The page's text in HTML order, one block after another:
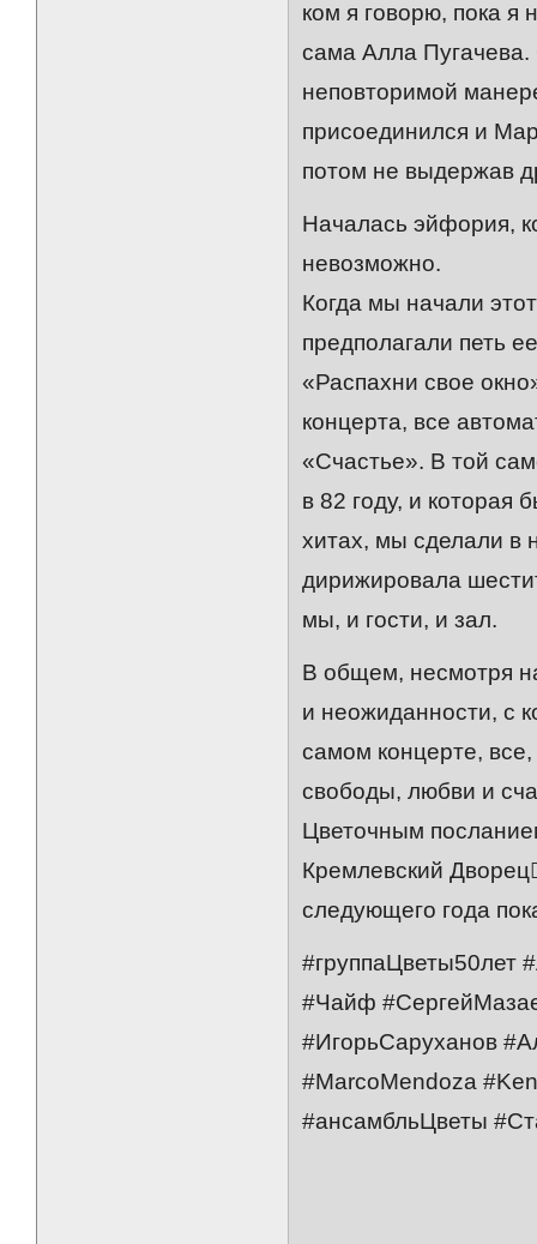
ком я говорю, пока я
сама Алла
неповторимой
присоединился и
потом не выдержав
Началась эйфория,
невозможно.
Когда мы начали
предполагали петь
«Распахни свое
концерта, все
«Счастье». В той
в 82 году, и которая
хитах, мы сделали в
дирижировала
мы, и гости, и зал.
В общем, несмотря
и неожиданности, с
самом концерте,
свободы, любви и
Цветочным
Кремлевский
следующего года
#группаЦветы50лет
#Чайф
#ИгорьСаруханов
#MarcoMendoza
#ансамбльЦветы